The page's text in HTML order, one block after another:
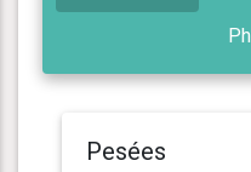
Pesées